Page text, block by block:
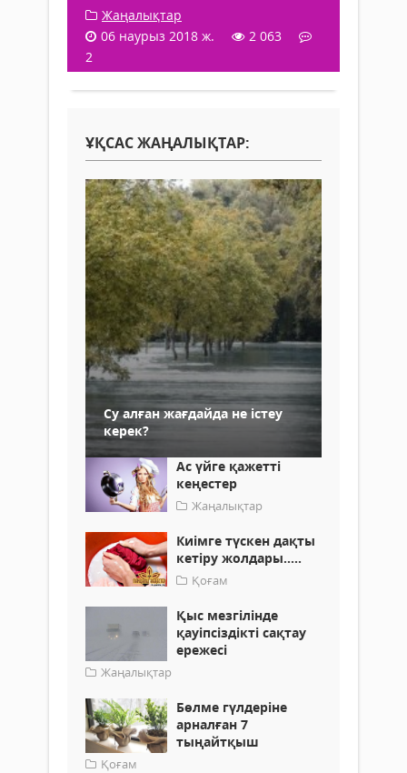
Жаңалықтар
06 наурыз 2018 ж.
2 063
2
ҰҚСАС ЖАҢАЛЫҚТАР:
Су алған жағдайда не істеу
керек?
Ас үйге қажетті
кеңестер
Жаңалықтар
Киімге түскен дақты
кетіру жолдары.....
Қоғам
Қыс мезгілінде
қауіпсіздікті сақтау
ережесі
Жаңалықтар
Бөлме гүлдеріне
арналған 7
тыңайтқыш
Қоғам